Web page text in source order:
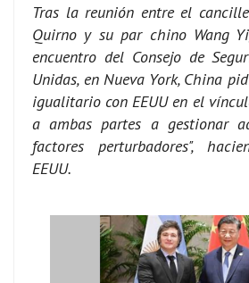
Tras la reunión entre el
Quirno y su par chino Wang
encuentro del Consejo de
Unidas, en Nueva York, China
igualitario con EEUU en el
a ambas partes a gestionar
factores perturbadores",
EEUU.